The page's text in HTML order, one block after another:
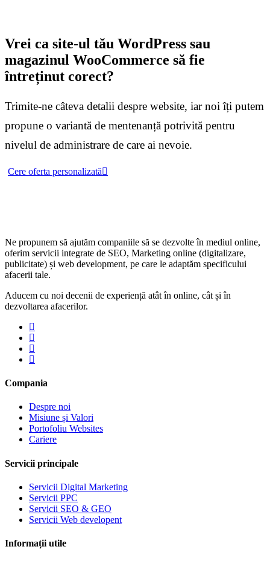
Vrei ca site-ul tău WordPress sau
magazinul WooCommerce să fie
întreținut corect?
Trimite-ne câteva detalii despre website, iar noi îți putem
propune o variantă de mentenanță potrivită pentru
nivelul de administrare de care ai nevoie.
Cere oferta personalizată
Ne propunem să ajutăm companiile să se dezvolte în mediul online,
oferim servicii integrate de SEO, Marketing online (digitalizare,
publicitate) și web development, pe care le adaptăm specificului
afacerii tale.
Aducem cu noi decenii de experiență atât în online, cât și în
dezvoltarea afacerilor.
Compania
Despre noi
Misiune și Valori
Portofoliu Websites
Cariere
Servicii principale
Servicii Digital Marketing
Servicii PPC
Servicii SEO & GEO
Servicii Web developent
Informații utile